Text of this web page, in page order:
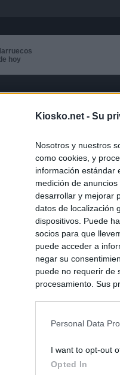
Kiosko.net - Su
Nosotros y nuestros
como cookies, y
información estándar
medición de
desarrollar y mejorar
datos de localización
dispositivos. Puede
socios para que
puede acceder a
negar su
puede no requerir de
procesamiento. Sus
Personal Data
I want to opt-out
Opted In
hoy
Información General